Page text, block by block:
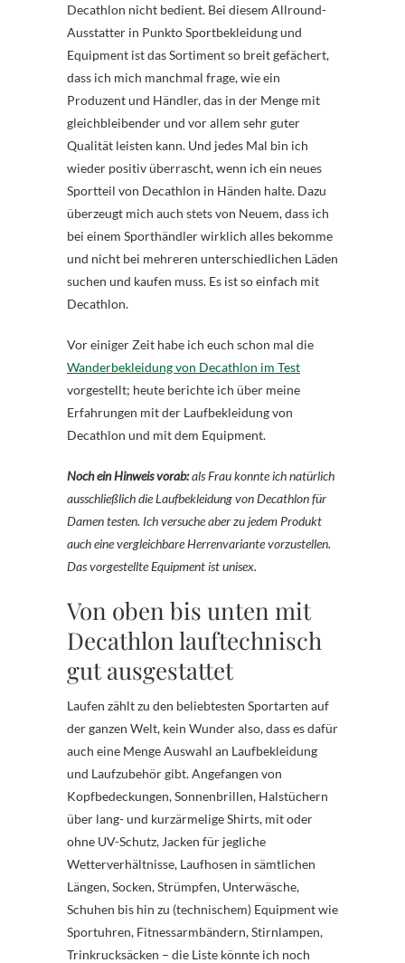
Decathlon nicht bedient. Bei diesem Allround-
Ausstatter in Punkto Sportbekleidung und
Equipment ist das Sortiment so breit gefächert,
dass ich mich manchmal frage, wie ein
Produzent und Händler, das in der Menge mit
gleichbleibender und vor allem sehr guter
Qualität leisten kann. Und jedes Mal bin ich
wieder positiv überrascht, wenn ich ein neues
Sportteil von Decathlon in Händen halte. Dazu
überzeugt mich auch stets von Neuem, dass ich
bei einem Sporthändler wirklich alles bekomme
und nicht bei mehreren unterschiedlichen Läden
suchen und kaufen muss. Es ist so einfach mit
Decathlon.
Vor einiger Zeit habe ich euch schon mal die
Wanderbekleidung von Decathlon im Test
vorgestellt; heute berichte ich über meine
Erfahrungen mit der Laufbekleidung von
Decathlon und mit dem Equipment.
Noch ein Hinweis vorab:als Frau konnte ich natürlich
ausschließlich die Laufbekleidung von Decathlon für
Damen testen. Ich versuche aber zu jedem Produkt
auch eine vergleichbare Herrenvariante vorzustellen.
Das vorgestellte Equipment ist unisex.
Von oben bis unten mit
Decathlon lauftechnisch
gut ausgestattet
Laufen zählt zu den beliebtesten Sportarten auf
der ganzen Welt, kein Wunder also, dass es dafür
auch eine Menge Auswahl an Laufbekleidung
und Laufzubehör gibt. Angefangen von
Kopfbedeckungen, Sonnenbrillen, Halstüchern
über lang- und kurzärmelige Shirts, mit oder
ohne UV-Schutz, Jacken für jegliche
Wetterverhältnisse, Laufhosen in sämtlichen
Längen, Socken, Strümpfen, Unterwäsche,
Schuhen bis hin zu (technischem) Equipment wie
Sportuhren, Fitnessarmbändern, Stirnlampen,
Trinkrucksäcken – die Liste könnte ich noch